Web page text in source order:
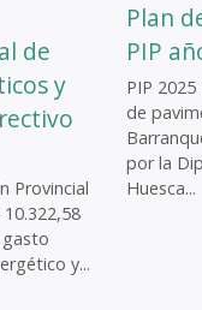
de
y
Provincial
gasto
y...
Plan
PIP
PIP
de
por la
Huesca...